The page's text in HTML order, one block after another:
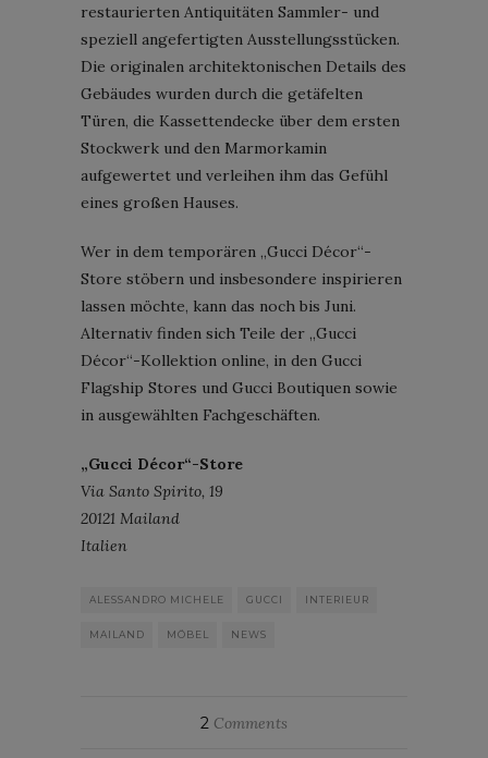
restaurierten Antiquitäten Sammler- und
speziell angefertigten Ausstellungsstücken.
Die originalen architektonischen Details des
Gebäudes wurden durch die getäfelten
Türen, die Kassettendecke über dem ersten
Stockwerk und den Marmorkamin
aufgewertet und verleihen ihm das Gefühl
eines großen Hauses.
Wer in dem temporären „Gucci Décor“-
Store stöbern und insbesondere inspirieren
lassen möchte, kann das noch bis Juni.
Alternativ finden sich Teile der „Gucci
Décor“-Kollektion online, in den Gucci
Flagship Stores und Gucci Boutiquen sowie
in ausgewählten Fachgeschäften.
„Gucci Décor“-Store
Via Santo Spirito, 19
20121 Mailand
Italien
ALESSANDRO MICHELE GUCCI INTERIEUR
MAILAND MÖBEL NEWS
2 Comments